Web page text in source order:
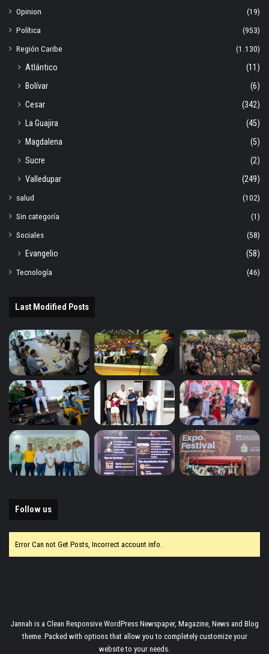
Opinion
(19)
Política
(953)
Región Caribe
(1.130)
Atlántico
(11)
Bolívar
(6)
Cesar
(342)
La Guajira
(45)
Magdalena
(5)
Sucre
(2)
Valledupar
(249)
salud
(102)
Sin categoría
(1)
Sociales
(58)
Evangelio
(58)
Tecnología
(46)
Last Modified Posts
Follow us
Error Can not Get Posts, Incorrect account info.
Jannah is a Clean Responsive WordPress Newspaper, Magazine, News and Blog
theme. Packed with options that allow you to completely customize your
website to your needs.